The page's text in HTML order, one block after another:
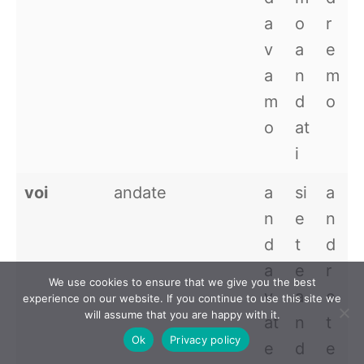
a
v
a
m
o
o
a
n
d
at
i
r
e
m
o
voi andate
a
n
d
a
v
at
e
si
e
t
e
a
n
d
a
n
d
r
e
t
e
We use cookies to ensure that we give you the best
experience on our website. If you continue to use this site we
will assume that you are happy with it.
Ok
Privacy policy